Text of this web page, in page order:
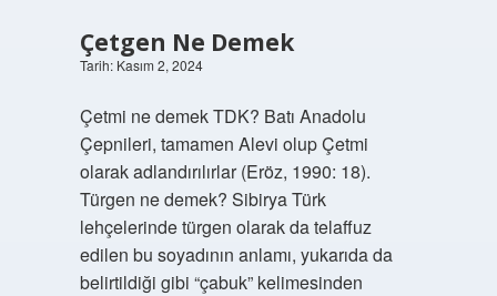
Çetgen Ne Demek
Tarih: Kasım 2, 2024
Çetmi ne demek TDK? Batı Anadolu
Çepnileri, tamamen Alevi olup Çetmi
olarak adlandırılırlar (Eröz, 1990: 18).
Türgen ne demek? Sibirya Türk
lehçelerinde türgen olarak da telaffuz
edilen bu soyadının anlamı, yukarıda da
belirtildiği gibi “çabuk” kelimesinden